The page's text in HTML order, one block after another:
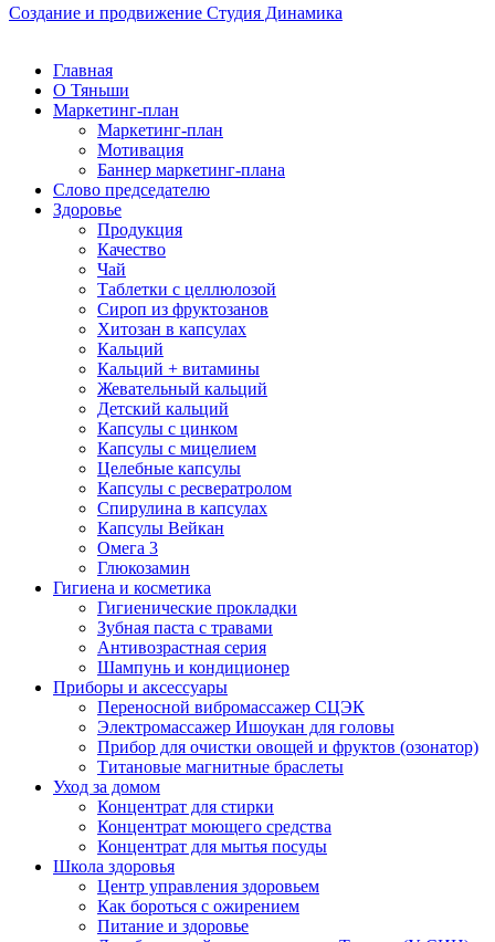
Создание и продвижение Студия Динамика
Главная
О Тяньши
Маркетинг-план
Маркетинг-план
Мотивация
Баннер маркетинг-плана
Слово председателю
Здоровье
Продукция
Качество
Чай
Таблетки с целлюлозой
Сироп из фруктозанов
Хитозан в капсулах
Кальций
Кальций + витамины
Жевательный кальций
Детский кальций
Капсулы с цинком
Капсулы с мицелием
Целебные капсулы
Капсулы с ресвератролом
Спирулина в капсулах
Капсулы Вейкан
Омега 3
Глюкозамин
Гигиена и косметика
Гигиенические прокладки
Зубная паста с травами
Антивозрастная серия
Шампунь и кондиционер
Приборы и аксессуары
Переносной вибромассажер СЦЭК
Электромассажер Ишоукан для головы
Прибор для очистки овощей и фруктов (озонатор)
Титановые магнитные браслеты
Уход за домом
Концентрат для стирки
Концентрат моющего средства
Концентрат для мытья посуды
Школа здоровья
Центр управления здоровьем
Как бороться с ожирением
Питание и здоровье